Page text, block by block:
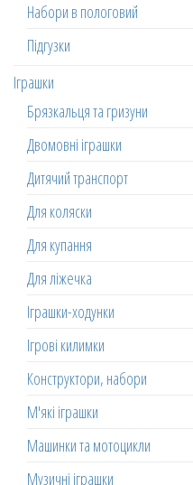
Набори в пологовий
Підгузки
Іграшки
Брязкальця та гризуни
Двомовні іграшки
Дитячий транспорт
Для коляски
Для купання
Для ліжечка
Іграшки-ходунки
Ігрові килимки
Конструктори, набори
М'які іграшки
Машинки та мотоцикли
Музичні іграшки